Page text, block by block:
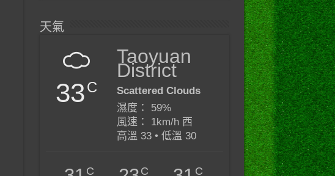
天氣
33C
Taoyuan
District
Scattered Clouds
濕度： 59%
風速： 1km/h 西
高溫 33 • 低溫 30
C C C